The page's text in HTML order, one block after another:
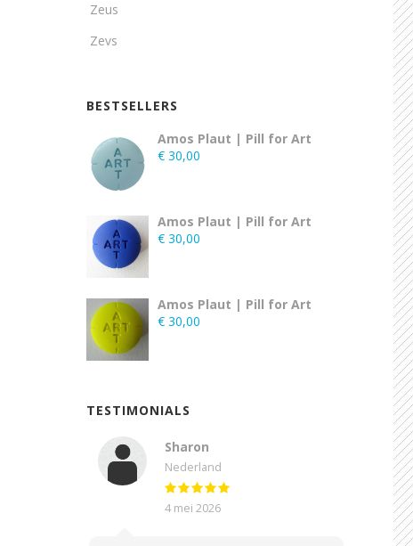
Zeus
Zevs
BESTSELLERS
Amos Plaut | Pill for Art
€ 30,00
Amos Plaut | Pill for Art
€ 30,00
Amos Plaut | Pill for Art
€ 30,00
TESTIMONIALS
Sharon
Nederland
4 mei 2026